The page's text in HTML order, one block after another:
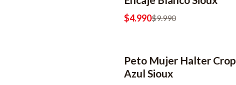
$4.990$9.990
-50% OFF
2x6990
Peto Mujer Halter Crop
Azul Sioux